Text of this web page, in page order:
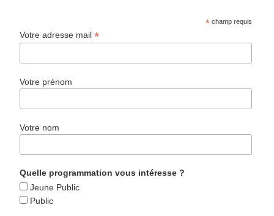
* champ requis
Votre adresse mail*
Votre prénom
Votre nom
Quelle programmation vous intéresse ?
Jeune Public
Public